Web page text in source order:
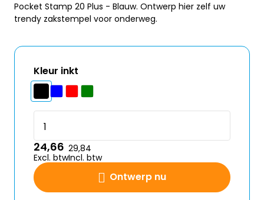
Pocket Stamp 20 Plus - Blauw. Ontwerp hier zelf uw
trendy zakstempel voor onderweg.
Kleur inkt
Ontwerp nu
24,66
Excl. btw
29,84
Incl. btw